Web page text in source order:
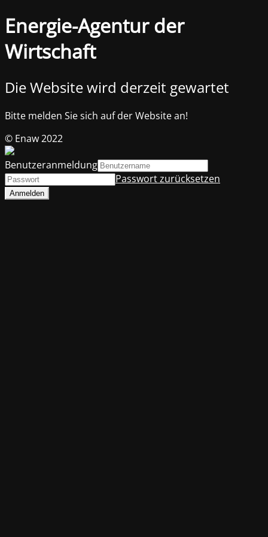
Energie-Agentur der
Wirtschaft
Die Website wird derzeit gewartet
Bitte melden Sie sich auf der Website an!
© Enaw 2022
Benutzeranmeldung
Passwort zurücksetzen